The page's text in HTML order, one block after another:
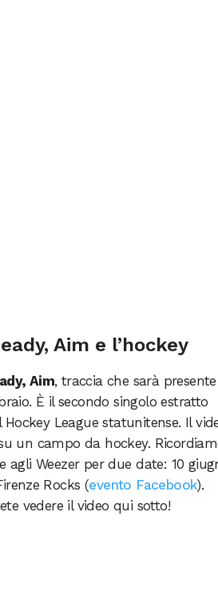
Aim e l’hockey
Aim, traccia che sarà
È il secondo singolo estratto
League statunitense. Il
un campo da hockey.
agli Weezer per due date: 10
Rocks (evento Facebook).
vedere il video qui sotto!